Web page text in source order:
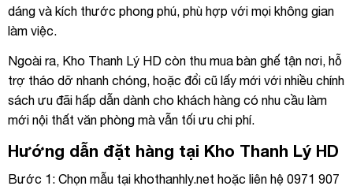
dáng và kích thước phong phú, phù hợp với mọi không gian
làm việc.
Ngoài ra, Kho Thanh Lý HD còn thu mua bàn ghế tận nơi, hỗ
trợ tháo dỡ nhanh chóng, hoặc đổi cũ lấy mới với nhiều chính
sách ưu đãi hấp dẫn dành cho khách hàng có nhu cầu làm
mới nội thất văn phòng mà vẫn tối ưu chi phí.
Hướng dẫn đặt hàng tại Kho Thanh Lý HD
Bước 1: Chọn mẫu tại khothanhly.net hoặc liên hệ 0971 907